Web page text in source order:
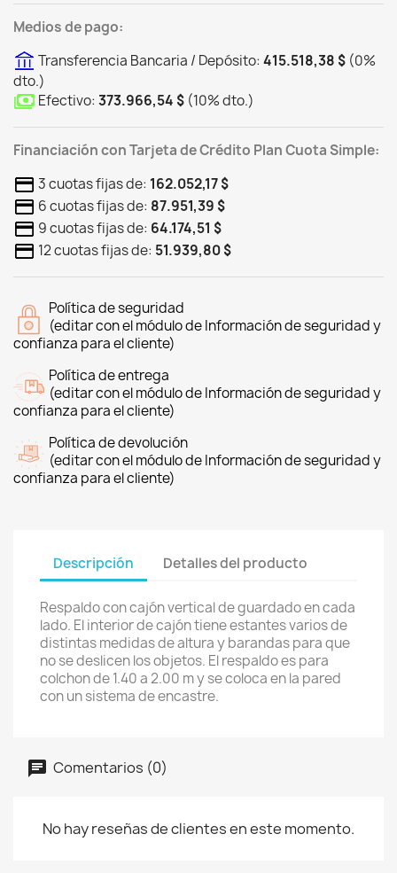
Medios de pago:
Transferencia Bancaria / Depósito: 415.518,38 $ (0%
dto.)
Efectivo: 373.966,54 $ (10%dto.)
Financiación con Tarjeta de Crédito Plan Cuota Simple:
3 cuotas fijas de: 162.052,17 $
6 cuotas fijas de: 87.951,39 $
9 cuotas fijas de: 64.174,51 $
12 cuotas fijas de: 51.939,80 $
Política de seguridad
(editar con el módulo de Información de seguridad y
confianza para el cliente)
Política de entrega
(editar con el módulo de Información de seguridad y
confianza para el cliente)
Política de devolución
(editar con el módulo de Información de seguridad y
confianza para el cliente)
Descripción Detalles del producto
Respaldo con cajón vertical de guardado en cada
lado. El interior de cajón tiene estantes varios de
distintas medidas de altura y barandas para que
no se deslicen los objetos. El respaldo es para
colchon de 1.40 a 2.00 m y se coloca en la pared
con un sistema de encastre.
Comentarios (0)
No hay reseñas de clientes en este momento.